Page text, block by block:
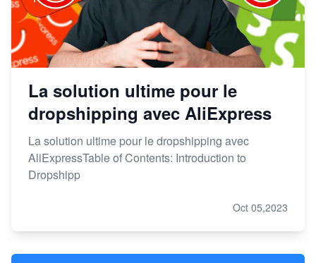
La solution ultime pour le
dropshipping avec AliExpress
La solution ultime pour le dropshipping avec
AliExpressTable of Contents: Introduction to
Dropshipp
Oct 05,2023